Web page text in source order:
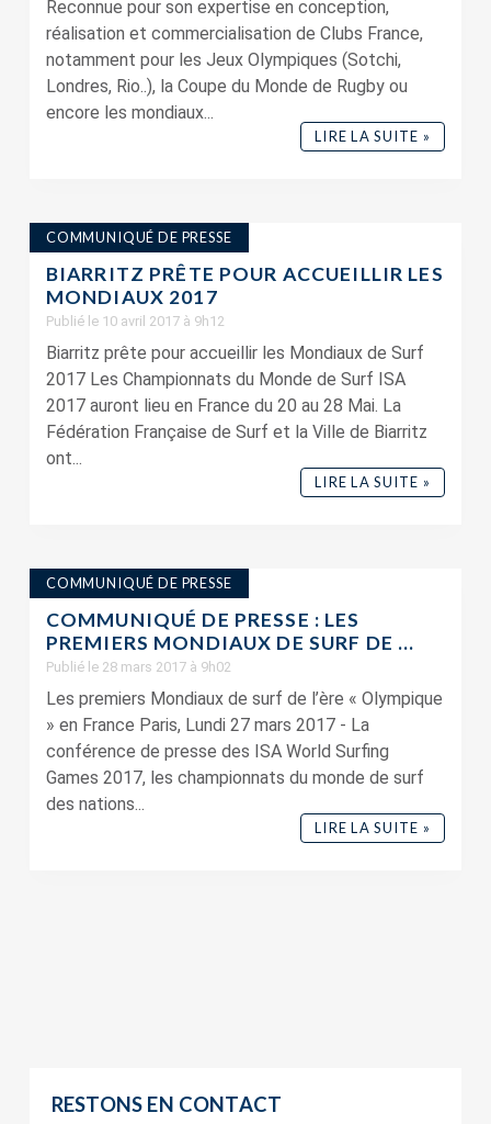
Reconnue pour son expertise en conception,
réalisation et commercialisation de Clubs France,
notamment pour les Jeux Olympiques (Sotchi,
Londres, Rio..), la Coupe du Monde de Rugby ou
encore les mondiaux...
LIRE LA SUITE »
COMMUNIQUÉ DE PRESSE
BIARRITZ PRÊTE POUR ACCUEILLIR LES
MONDIAUX 2017
Publié le 10 avril 2017 à 9h12
Biarritz prête pour accueillir les Mondiaux de Surf
2017 Les Championnats du Monde de Surf ISA
2017 auront lieu en France du 20 au 28 Mai. La
Fédération Française de Surf et la Ville de Biarritz
ont...
LIRE LA SUITE »
COMMUNIQUÉ DE PRESSE
COMMUNIQUÉ DE PRESSE : LES
PREMIERS MONDIAUX DE SURF DE ...
Publié le 28 mars 2017 à 9h02
Les premiers Mondiaux de surf de l’ère « Olympique
» en France Paris, Lundi 27 mars 2017 - La
conférence de presse des ISA World Surfing
Games 2017, les championnats du monde de surf
des nations...
LIRE LA SUITE »
RESTONS EN CONTACT